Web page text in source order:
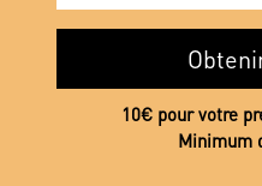
10€ pour votre
Minimum